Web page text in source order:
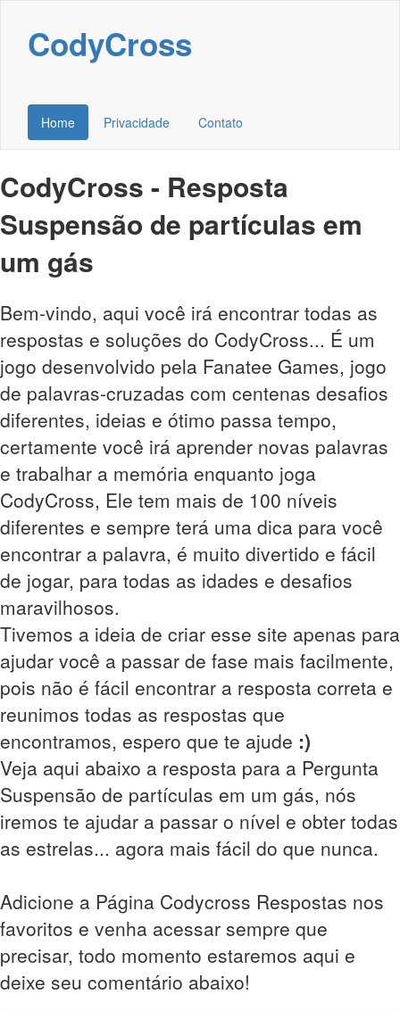
CodyCross
Home Privacidade Contato
CodyCross - Resposta
Suspensão de partículas em
um gás
Bem-vindo, aqui você irá encontrar todas as
respostas e soluções do CodyCross... É um
jogo desenvolvido pela Fanatee Games, jogo
de palavras-cruzadas com centenas desafios
diferentes, ideias e ótimo passa tempo,
certamente você irá aprender novas palavras
e trabalhar a memória enquanto joga
CodyCross, Ele tem mais de 100 níveis
diferentes e sempre terá uma dica para você
encontrar a palavra, é muito divertido e fácil
de jogar, para todas as idades e desafios
maravilhosos.
Tivemos a ideia de criar esse site apenas para
ajudar você a passar de fase mais facilmente,
pois não é fácil encontrar a resposta correta e
reunimos todas as respostas que
encontramos, espero que te ajude :)
Veja aqui abaixo a resposta para a Pergunta
Suspensão de partículas em um gás, nós
iremos te ajudar a passar o nível e obter todas
as estrelas... agora mais fácil do que nunca.
Adicione a Página Codycross Respostas nos
favoritos e venha acessar sempre que
precisar, todo momento estaremos aqui e
deixe seu comentário abaixo!